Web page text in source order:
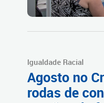
Igualdade Racial
Agosto no
rodas de